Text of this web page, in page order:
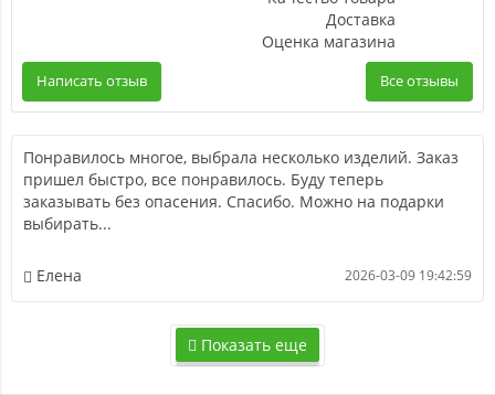
Доставка
Оценка магазина
Написать отзыв Все отзывы
Понравилось многое, выбрала несколько изделий. Заказ
пришел быстро, все понравилось. Буду теперь
заказывать без опасения. Спасибо. Можно на подарки
выбирать...
Елена 2026-03-09 19:42:59
Показать еще